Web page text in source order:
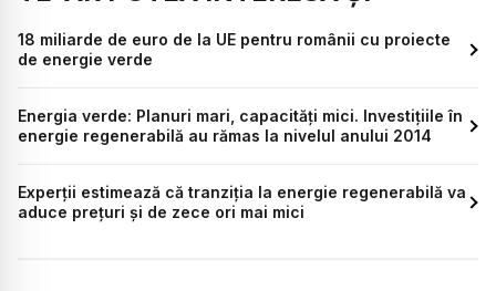
18 miliarde de euro de la UE pentru românii cu proiecte
de energie verde
Energia verde: Planuri mari, capacități mici. Investițiile în
energie regenerabilă au rămas la nivelul anului 2014
Experții estimează că tranziția la energie regenerabilă va
aduce prețuri și de zece ori mai mici